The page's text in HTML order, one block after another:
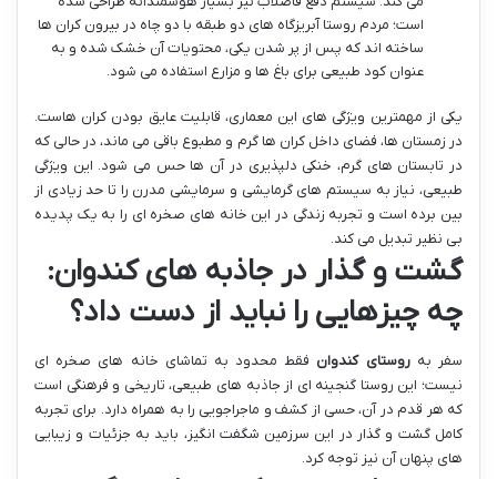
است؛ مردم روستا آبریزگاه های دو طبقه با دو چاه در بیرون کران ها
ساخته اند که پس از پر شدن یکی، محتویات آن خشک شده و به
عنوان کود طبیعی برای باغ ها و مزارع استفاده می شود.
یکی از مهمترین ویژگی های این معماری، قابلیت عایق بودن کران هاست.
در زمستان ها، فضای داخل کران ها گرم و مطبوع باقی می ماند، در حالی که
در تابستان های گرم، خنکی دلپذیری در آن ها حس می شود. این ویژگی
طبیعی، نیاز به سیستم های گرمایشی و سرمایشی مدرن را تا حد زیادی از
بین برده است و تجربه زندگی در این خانه های صخره ای را به یک پدیده
بی نظیر تبدیل می کند.
گشت و گذار در جاذبه های کندوان:
چه چیزهایی را نباید از دست داد؟
سفر بهروستای کندوان فقط محدود به تماشای خانه های صخره ای
نیست؛ این روستا گنجینه ای از جاذبه های طبیعی، تاریخی و فرهنگی است
که هر قدم در آن، حسی از کشف و ماجراجویی را به همراه دارد. برای تجربه
کامل گشت و گذار در این سرزمین شگفت انگیز، باید به جزئیات و زیبایی
های پنهان آن نیز توجه کرد.